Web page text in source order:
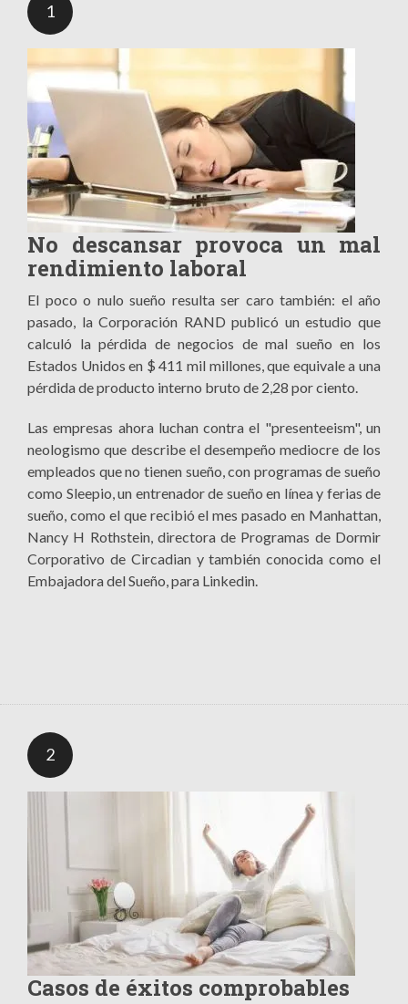
1
No descansar provoca un mal
rendimiento laboral
El poco o nulo sueño resulta ser caro también: el año
pasado, la Corporación RAND publicó un estudio que
calculó la pérdida de negocios de mal sueño en los
Estados Unidos en $ 411 mil millones, que equivale a una
pérdida de producto interno bruto de 2,28 por ciento.
Las empresas ahora luchan contra el "presenteeism", un
neologismo que describe el desempeño mediocre de los
empleados que no tienen sueño, con programas de sueño
como Sleepio, un entrenador de sueño en línea y ferias de
sueño, como el que recibió el mes pasado en Manhattan,
Nancy H Rothstein, directora de Programas de Dormir
Corporativo de Circadian y también conocida como el
Embajadora del Sueño, para Linkedin.
2
Casos de éxitos comprobables